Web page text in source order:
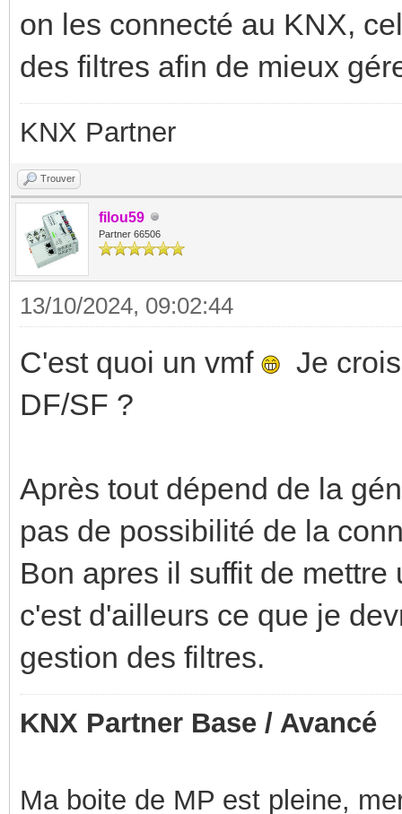
on les connecté au KNX,
des filtres afin de mieux
KNX Partner
Trouver
filou59
Partner 66506
13/10/2024, 09:02:44
C'est quoi un vmf
Je
DF/SF ?
Après tout dépend de la
pas de possibilité de la
Bon apres il suffit de
c'est d'ailleurs ce que je
gestion des filtres.
KNX Partner Base / Avancé
Ma boite de MP est pleine,